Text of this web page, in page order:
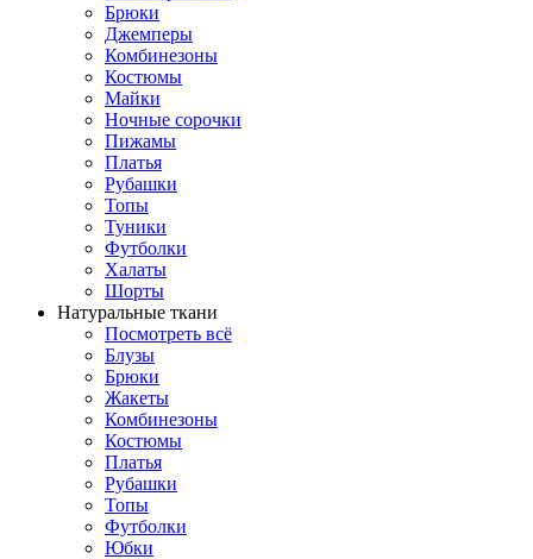
Брюки
Джемперы
Комбинезоны
Костюмы
Майки
Ночные сорочки
Пижамы
Платья
Рубашки
Топы
Туники
Футболки
Халаты
Шорты
Натуральные ткани
Посмотреть всё
Блузы
Брюки
Жакеты
Комбинезоны
Костюмы
Платья
Рубашки
Топы
Футболки
Юбки